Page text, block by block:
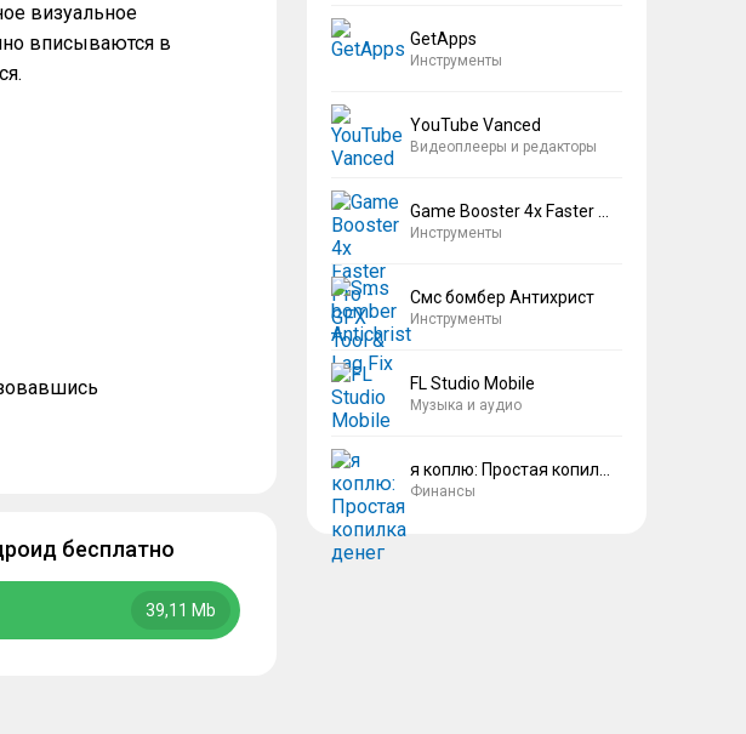
визуальное
вписываются в
бесплатно
39,11 Mb
GetApps
Инструменты
YouTube Vanced
Видеоплееры и редакторы
Инструменты
Смс бомбер Антихрист
Инструменты
FL Studio Mobile
Музыка и аудио
Финансы